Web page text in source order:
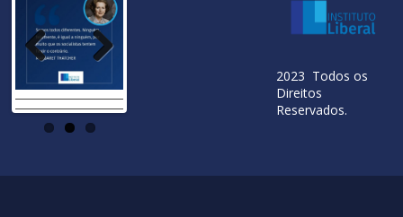
ous
2023 Todos os
Direitos
Reservados.